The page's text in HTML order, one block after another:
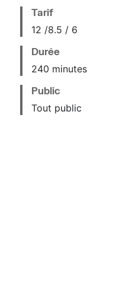
Tarif
12 /8.5 / 6
Durée
240 minutes
Public
Tout public